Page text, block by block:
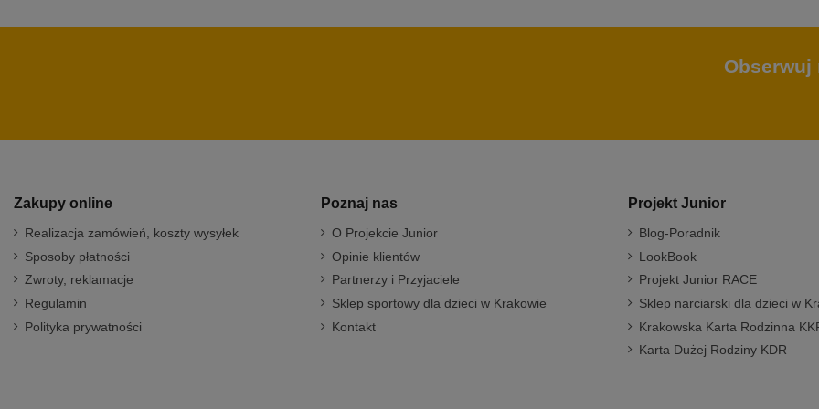
Obserwuj
Zakupy online
Realizacja zamówień, koszty wysyłek
Sposoby płatności
Zwroty, reklamacje
Regulamin
Polityka prywatności
Poznaj nas
O Projekcie Junior
Opinie klientów
Partnerzy i Przyjaciele
Sklep sportowy dla dzieci w Krakowie
Kontakt
Projekt Junior
Blog-Poradnik
LookBook
Projekt Junior RACE
Sklep narciarski dla dzieci w
Krakowska Karta Rodzinna
Karta Dużej Rodziny KDR